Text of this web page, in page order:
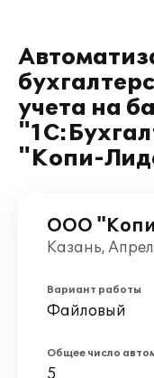
учета на
"Копи-
ООО
Казань,
Вариант работы
Файловый
Общее число
5